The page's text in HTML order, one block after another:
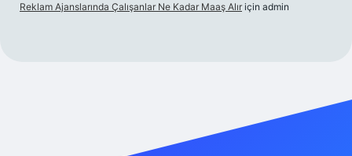
Reklam Ajanslarında Çalışanlar Ne Kadar Maaş Alır için admin